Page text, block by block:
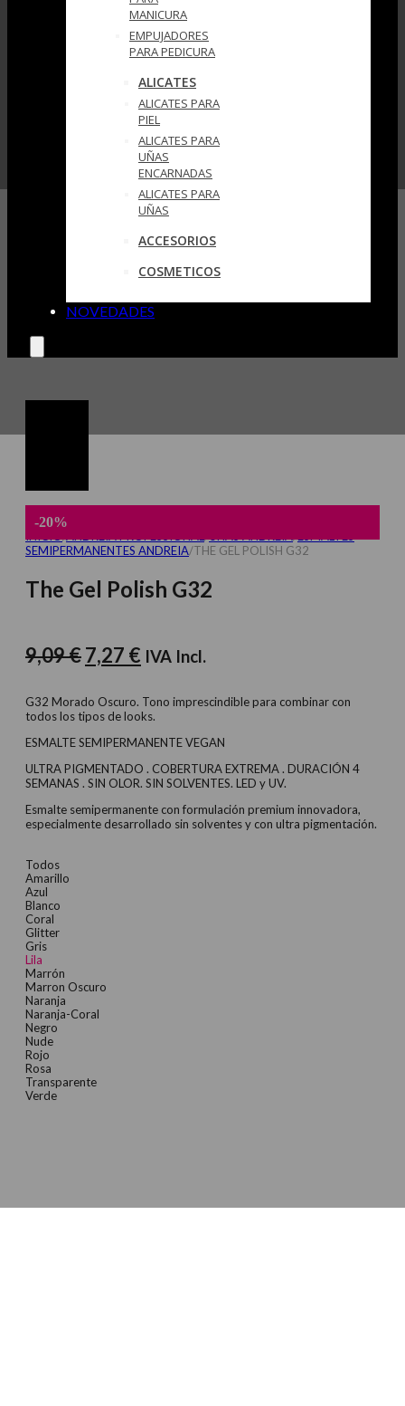
MANICURA
EMPUJADORES
PARA PEDICURA
ALICATES
ALICATES PARA
PIEL
ALICATES PARA
UÑAS
ENCARNADAS
ALICATES PARA
UÑAS
ACCESORIOS
COSMETICOS
NOVEDADES
-20%
SEMIPERMANENTES ANDREIA/THE GEL POLISH G32
The Gel Polish G32
9,09€El
original
era:
9,09 €.
7,27 € El
actual
es:
7,27 €.
IVA Incl.
G32 Morado Oscuro. Tono imprescindible para combinar con
todos los tipos de looks.
ESMALTE SEMIPERMANENTE VEGAN
ULTRA PIGMENTADO . COBERTURA EXTREMA . DURACIÓN 4
SEMANAS . SIN OLOR. SIN SOLVENTES. LED y UV.
Esmalte semipermanente con formulación premium innovadora,
especialmente desarrollado sin solventes y con ultra pigmentación.
Todos
Amarillo
Azul
Blanco
Coral
Glitter
Gris
Lila
Marrón
Marron Oscuro
Naranja
Naranja-Coral
Negro
Nude
Rojo
Rosa
Transparente
Verde